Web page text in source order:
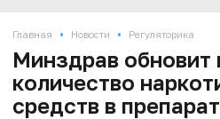
Главная • Новости • Регуляторика
Минздрав обновит
количество
средств в